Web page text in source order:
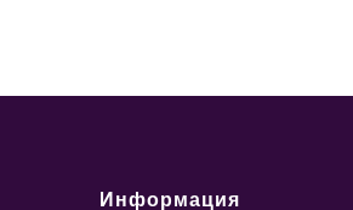
Информация